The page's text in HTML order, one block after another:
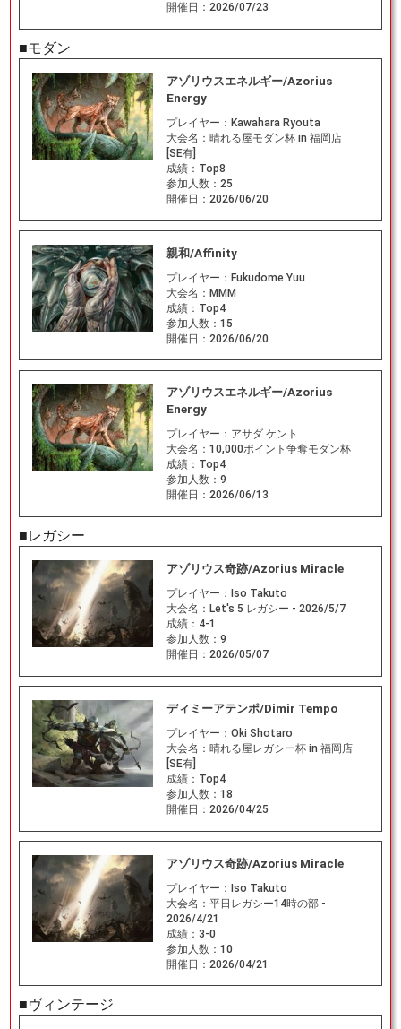
開催日： 2026/07/23
■モダン
アゾリウスエネルギー/Azorius
Energy
プレイヤー： Kawahara Ryouta
大会名： 晴れる屋モダン杯 in 福岡店
[SE有]
成績： Top8
参加人数： 25
開催日： 2026/06/20
親和/Affinity
プレイヤー： Fukudome Yuu
大会名： MMM
成績： Top4
参加人数： 15
開催日： 2026/06/20
アゾリウスエネルギー/Azorius
Energy
プレイヤー： アサダ ケント
大会名： 10,000ポイント争奪モダン杯
成績： Top4
参加人数： 9
開催日： 2026/06/13
■レガシー
アゾリウス奇跡/Azorius Miracle
プレイヤー： Iso Takuto
大会名： Let's 5 レガシー - 2026/5/7
成績： 4-1
参加人数： 9
開催日： 2026/05/07
ディミーアテンポ/Dimir Tempo
プレイヤー： Oki Shotaro
大会名： 晴れる屋レガシー杯 in 福岡店
[SE有]
成績： Top4
参加人数： 18
開催日： 2026/04/25
アゾリウス奇跡/Azorius Miracle
プレイヤー： Iso Takuto
大会名： 平日レガシー14時の部 -
2026/4/21
成績： 3-0
参加人数： 10
開催日： 2026/04/21
■ヴィンテージ